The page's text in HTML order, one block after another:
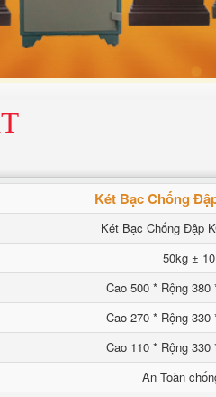
Két Bạc Chống
Két Bạc Chống Đập
50kg ±
Cao 500 * Rộng 380
Cao 270 * Rộng 330
Cao 110 * Rộng 330
An Toàn